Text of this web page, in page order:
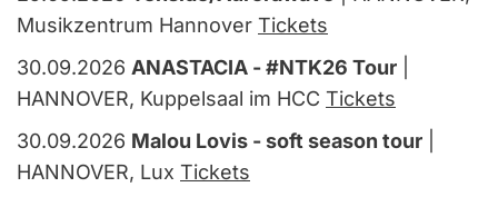
Musikzentrum Hannover Tickets
30.09.2026 ANASTACIA - #NTK26 Tour
HANNOVER, Kuppelsaal im HCC Tickets
30.09.2026 Malou Lovis - soft season tour
HANNOVER, Lux Tickets